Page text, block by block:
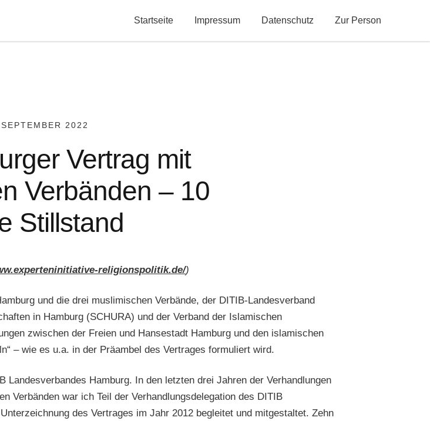
Startseite Impressum Datenschutz Zur Person
2022
Vertrag mit
Verbänden – 10
Stillstand
religionspolitik.de/)
und die drei muslimischen Verbände, der DITIB-Landesverband
in Hamburg (SCHURA) und der Verband der Islamischen
zwischen der Freien und Hansestadt Hamburg und den islamischen
– wie es u.a. in der Präambel des Vertrages formuliert wird.
Hamburg. In den letzten drei Jahren der Verhandlungen
Verbänden war ich Teil der Verhandlungsdelegation des DITIB
des Vertrages im Jahr 2012 begleitet und mitgestaltet. Zehn